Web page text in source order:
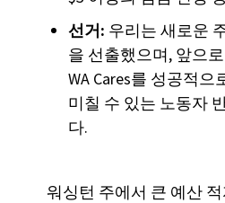
선거: 우리는 새로운
을 선출했으며, 앞으
WA Cares를 성공적
미칠 수 있는 노동자
다.
워싱턴 주에서 큰 예산